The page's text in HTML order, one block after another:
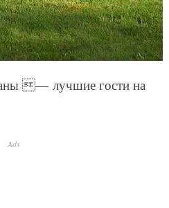
— лучшие гости на
Ads